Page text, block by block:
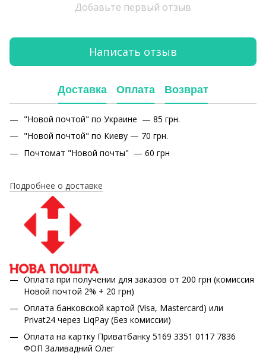
Добавьте первый отзыв
Написать отзыв
Доставка Оплата Возврат
"Новой почтой" по Украине — 85 грн.
"Новой почтой" по Киеву — 70 грн.
Почтомат "Новой почты" — 60 грн
Подробнее о доставке
Оплата при получении для заказов от 200 грн (комиссия
Новой почтой 2% + 20 грн)
Оплата банковской картой (Visa, Mastercard) или
Privat24 через LiqPay (Без комиссии)
Оплата на картку Приватбанку 5169 3351 0117 7836
ФОП Заливадний Олег